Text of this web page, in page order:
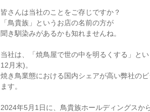
皆さんは当社のことをご存じですか？
「鳥貴族」というお店の名前の方が
聞き馴染みがあるかも知れませんね。
当社は、「焼鳥屋で世の中を明るくする」と
12月末)。
焼き鳥業態における国内シェアが高い弊社の
ます。
2024年5月1日に、鳥貴族ホールディングスか